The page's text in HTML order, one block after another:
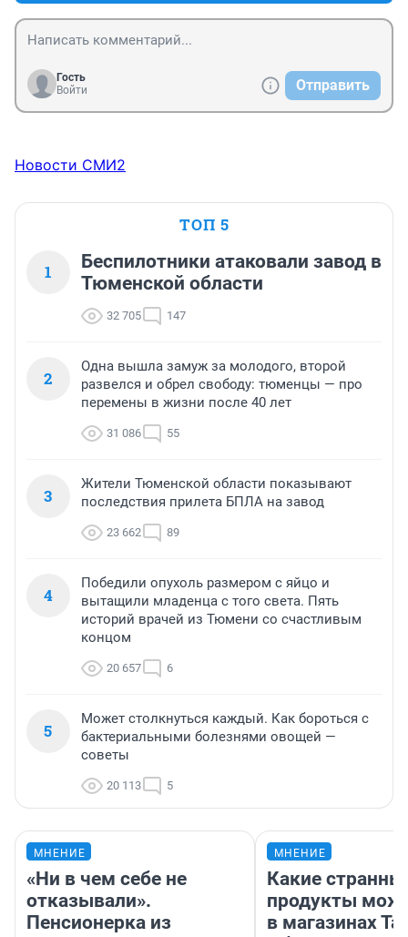
Гость
Войти
Отправить
Новости СМИ2
ТОП 5
1
Беспилотники атаковали завод в
Тюменской области
32 705 147
2
Одна вышла замуж за молодого, второй
развелся и обрел свободу: тюменцы — про
перемены в жизни после 40 лет
31 086 55
3
Жители Тюменской области показывают
последствия прилета БПЛА на завод
23 662 89
4
Победили опухоль размером с яйцо и
вытащили младенца с того света. Пять
историй врачей из Тюмени со счастливым
концом
20 657 6
5
Может столкнуться каждый. Как бороться с
бактериальными болезнями овощей —
советы
20 113 5
МНЕНИЕ
«Ни в чем себе не
отказывали».
Пенсионерка из
МНЕНИЕ
Какие
продукты
в магазинах